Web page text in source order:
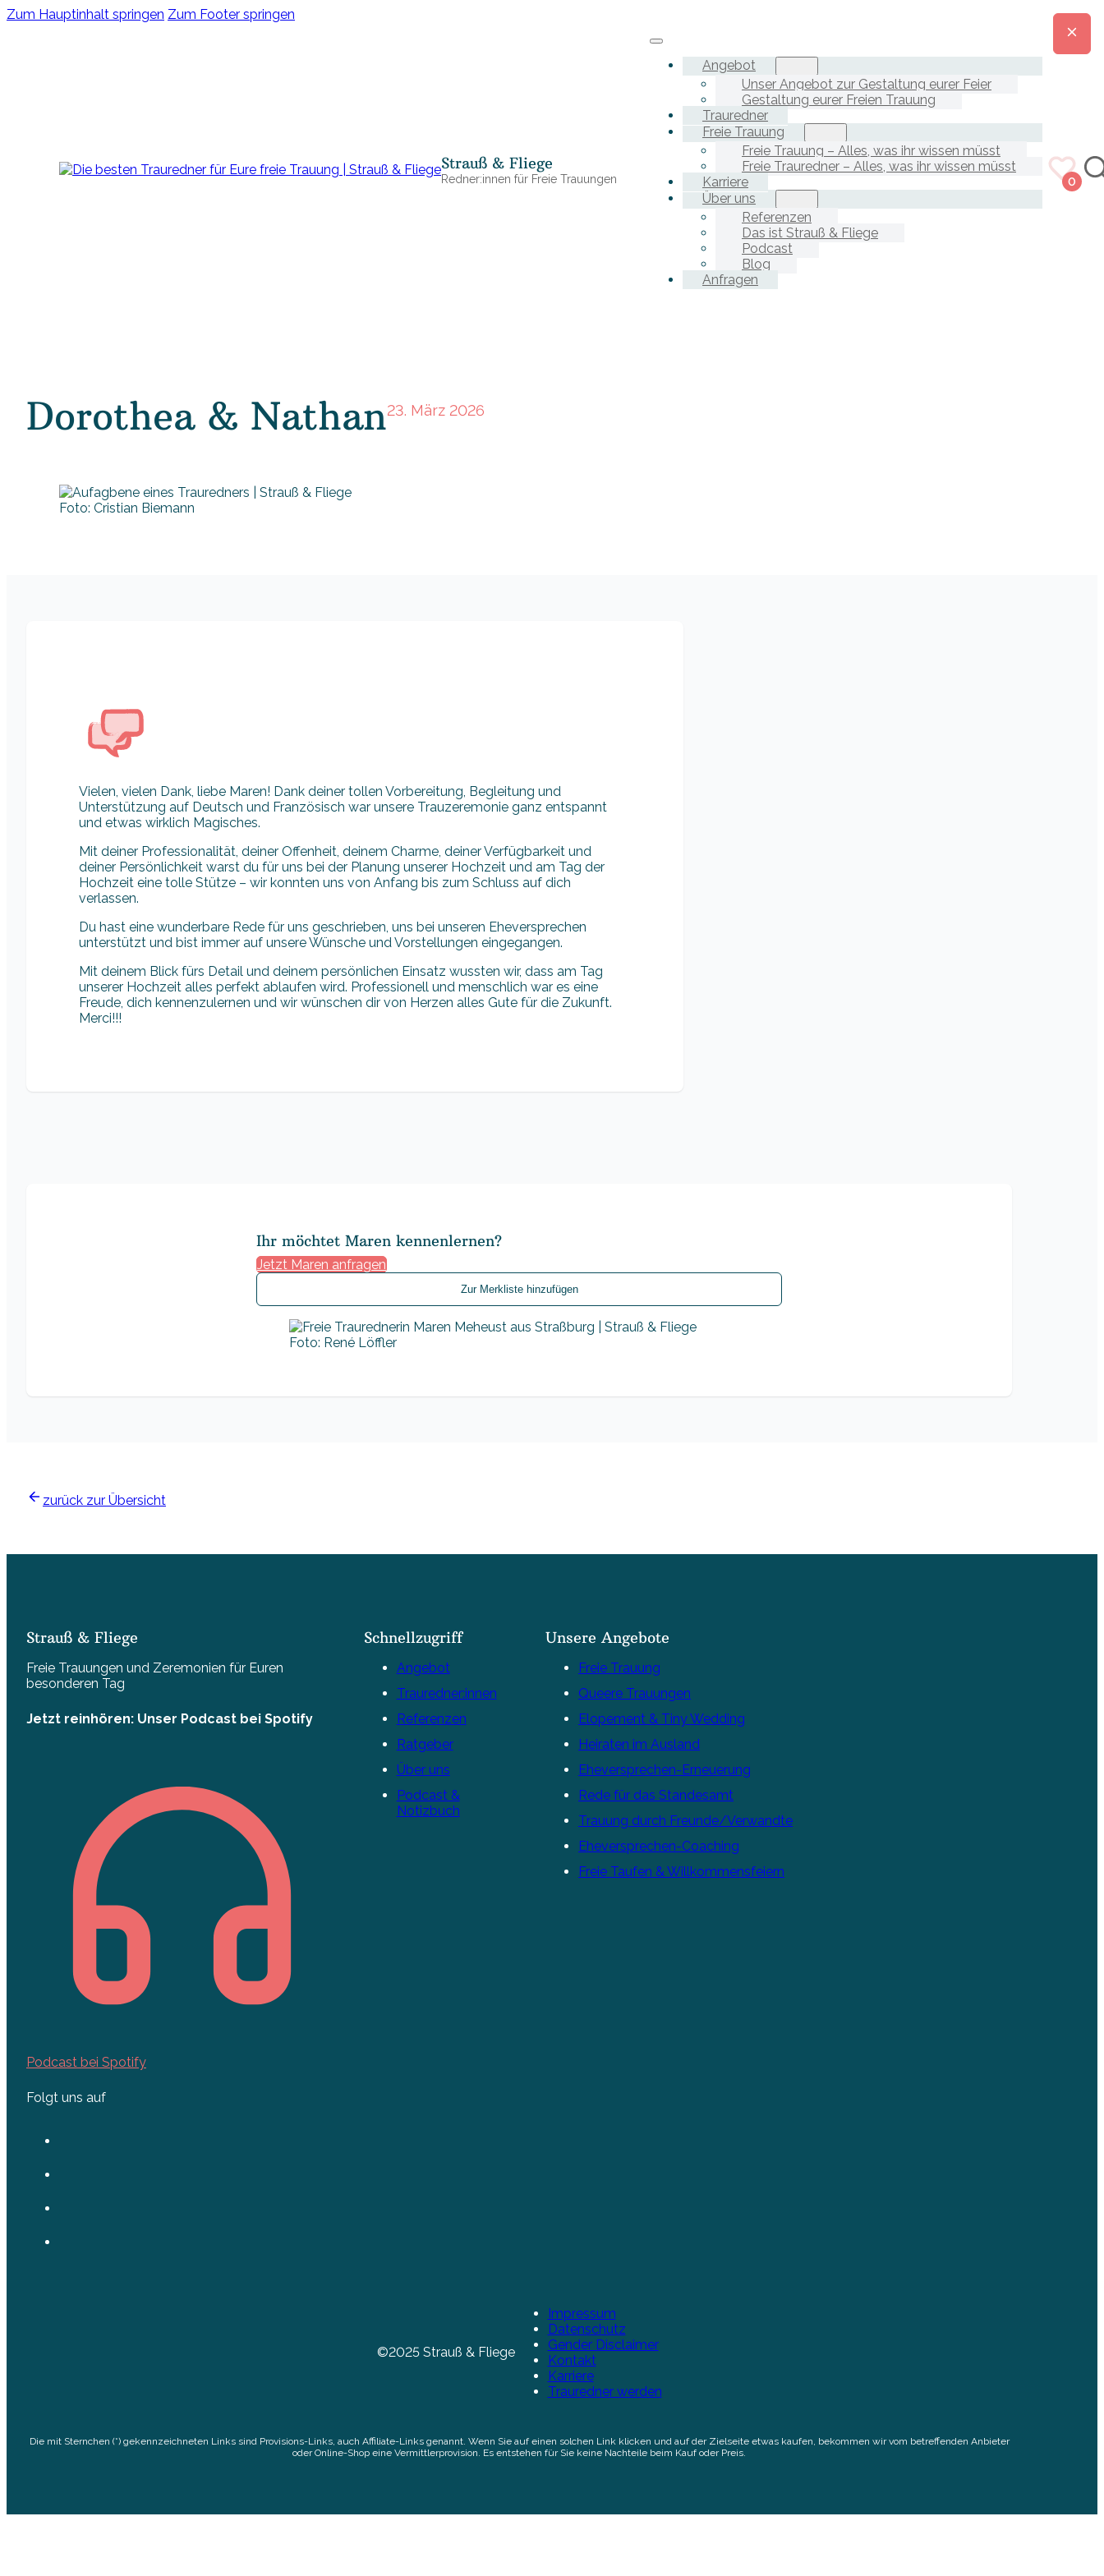
Zum Hauptinhalt springen Zum Footer springen
Strauß & Fliege
Redner:innen für Freie Trauungen
Angebot
Unser Angebot zur Gestaltung eurer Feier
Gestaltung eurer Freien Trauung
Trauredner
Freie Trauung
Freie Trauung – Alles, was ihr wissen müsst
Freie Trauredner – Alles, was ihr wissen müsst
Karriere
Über uns
Referenzen
Das ist Strauß & Fliege
Podcast
Blog
Anfragen
0
Dorothea & Nathan23. März 2026
Foto: Cristian Biemann
Vielen, vielen Dank, liebe Maren! Dank deiner tollen Vorbereitung, Begleitung und
Unterstützung auf Deutsch und Französisch war unsere Trauzeremonie ganz entspannt
und etwas wirklich Magisches.
Mit deiner Professionalität, deiner Offenheit, deinem Charme, deiner Verfügbarkeit und
deiner Persönlichkeit warst du für uns bei der Planung unserer Hochzeit und am Tag der
Hochzeit eine tolle Stütze – wir konnten uns von Anfang bis zum Schluss auf dich
verlassen.
Du hast eine wunderbare Rede für uns geschrieben, uns bei unseren Eheversprechen
unterstützt und bist immer auf unsere Wünsche und Vorstellungen eingegangen.
Mit deinem Blick fürs Detail und deinem persönlichen Einsatz wussten wir, dass am Tag
unserer Hochzeit alles perfekt ablaufen wird. Professionell und menschlich war es eine
Freude, dich kennenzulernen und wir wünschen dir von Herzen alles Gute für die Zukunft.
Merci!!!
Ihr möchtet Maren kennenlernen?
Jetzt Maren anfragen
Zur Merkliste hinzufügen
Foto: René Löffler
zurück zur Übersicht
Strauß & Fliege
Freie Trauungen und Zeremonien für Euren
besonderen Tag
Jetzt reinhören: Unser Podcast bei Spotify
Podcast bei Spotify
Folgt uns auf
Schnellzugriff
Angebot
Trauredner:innen
Referenzen
Ratgeber
Über uns
Podcast &
Notizbuch
Unsere Angebote
Freie Trauung
Queere Trauungen
Elopement & Tiny Wedding
Heiraten im Ausland
Eheversprechen-Erneuerung
Rede für das Standesamt
Trauung durch Freunde/Verwandte
Eheversprechen-Coaching
Freie Taufen & Willkommensfeiern
©2025 Strauß & Fliege
Impressum
Datenschutz
Gender Disclaimer
Kontakt
Karriere
Trauredner werden
Die mit Sternchen (*) gekennzeichneten Links sind Provisions-Links, auch Affiliate-Links genannt. Wenn Sie auf einen solchen Link klicken und auf der Zielseite etwas kaufen, bekommen wir vom betreffenden Anbieter
oder Online-Shop eine Vermittlerprovision. Es entstehen für Sie keine Nachteile beim Kauf oder Preis.